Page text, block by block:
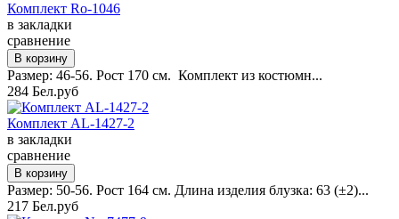
Комплект Ro-1046
в закладки
сравнение
Размер: 46-56. Рост 170 см. Комплект из костюмн...
284 Бел.руб
Комплект AL-1427-2
в закладки
сравнение
Размер: 50-56. Рост 164 см. Длина изделия блузка: 63 (±2)...
217 Бел.руб